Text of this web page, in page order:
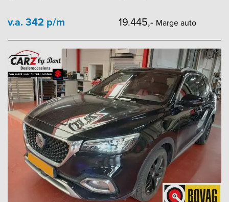
v.a. 342 p/m 19.445,- Marge auto